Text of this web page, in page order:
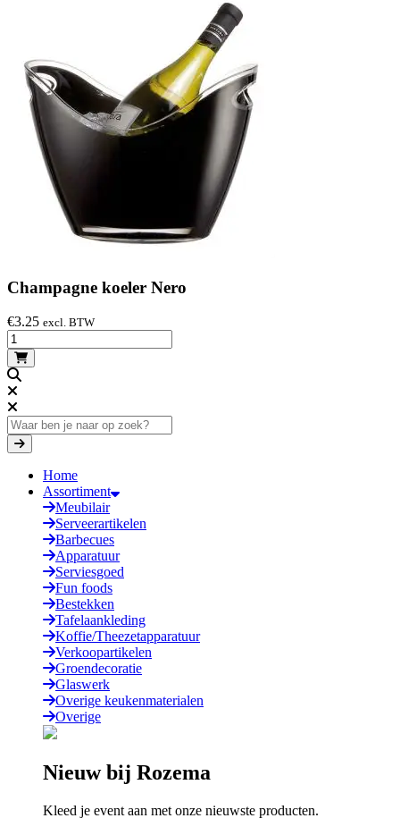
Champagne koeler Nero
€3.25 excl. BTW
Home
Assortiment
Meubilair
Serveerartikelen
Barbecues
Apparatuur
Serviesgoed
Fun foods
Bestekken
Tafelaankleding
Koffie/Theezetapparatuur
Verkoopartikelen
Groendecoratie
Glaswerk
Overige keukenmaterialen
Overige
Nieuw bij Rozema
Kleed je event aan met onze nieuwste producten.